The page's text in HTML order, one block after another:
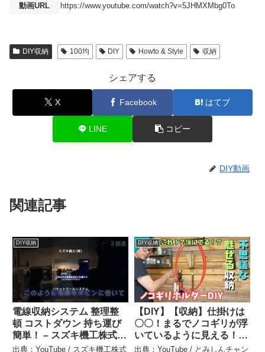
動画URL https://www.youtube.com/watch?v=5JHMXMbg0To
DIY収納 100均 DIY Howto & Style 収納
シェアする
X Facebook はてブ
LINE コピー
DIY動画
関連記事
DIY収納
電線収納システム 整理整
頓 コストダウン 持ち運び
簡単！ – スズキ機工株式会
社【公式】
出典：YouTube / スズキ機工株式
DIY収納
【DIY】【収納】仕掛けは
〇〇！まるでノコギリが浮
いているように見える！引
っかけるだけで簡単に収納
出典：YouTube / とみしんチャン